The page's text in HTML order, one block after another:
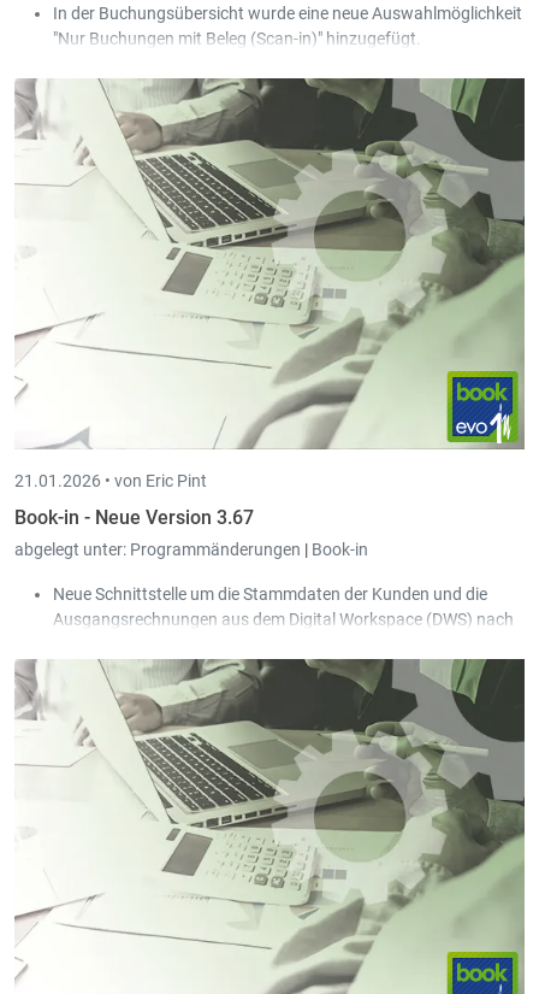
In der Buchungsübersicht wurde eine neue Auswahlmöglichkeit
"Nur Buchungen mit Beleg (Scan-in)" hinzugefügt.
Somit ist es nun möglich, dass mehrere Personen
gleichzeitig im selben Journal bestehende Buchungen
bearbeiten können.
Beim Erstellen einer neuen Buchung wird das Journal
wieder freigegeben, sobald die neue Buchung vom
Benutzer gespeichert wurde.
21.01.2026 • von Eric Pint
Book-in - Neue Version 3.67
abgelegt unter: Programmänderungen | Book-in
Neue Schnittstelle um die Stammdaten der Kunden und die
Ausgangsrechnungen aus dem Digital Workspace (DWS) nach
In der Stammdatei der Konten kann eine Farbe definiert werden;
die Konten werden in den Finanzen in der hinterlegten Farbe
angezeigt.
Die Lose der Kunden-Domizilierungen sowie Kunden-
Rückzahlungen können automatisiert nach Scan-in archiviert
werden (gleiches Prinzip wie bei den Lieferanten-
Überweisungen).